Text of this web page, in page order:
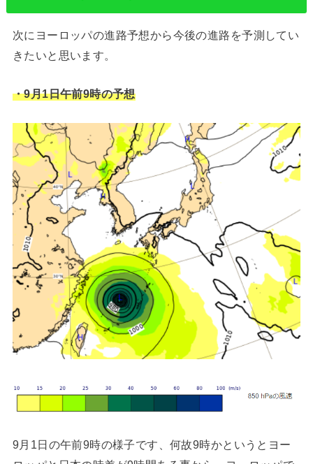
次にヨーロッパの進路予想から今後の進路を予測してい
きたいと思います。
・9月1日午前9時の予想
9月1日の午前9時の様子です、何故9時かというとヨー